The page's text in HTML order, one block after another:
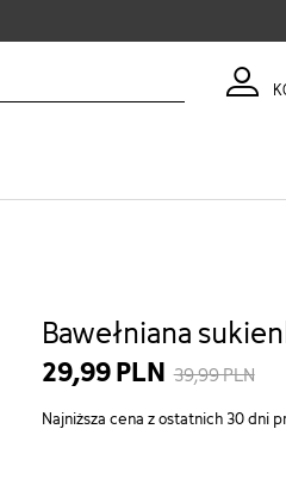
Bawełniana
29,99 PLN 39,99 PLN
Najniższa cena z ostatnich 30 dni